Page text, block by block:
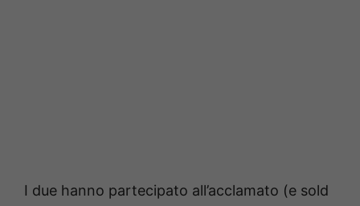
I due hanno partecipato all’acclamato (e sold